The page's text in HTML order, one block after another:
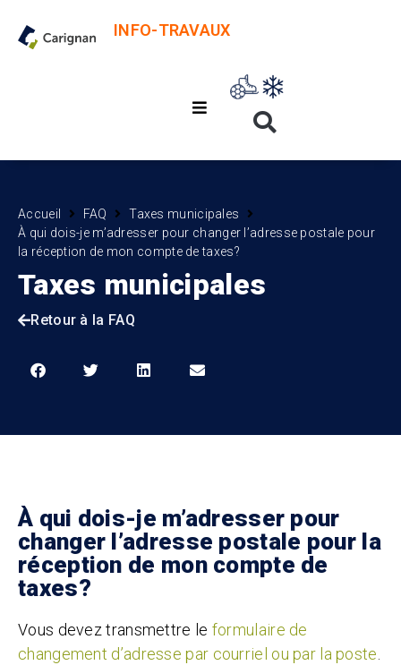
INFO-TRAVAUX
Accueil FAQ
Taxes municipales
À qui dois-je m’adresser pour changer l’adresse postale pour
la réception de mon compte de taxes?
Taxes municipales
Retour à la FAQ
À qui dois-je m’adresser pour
changer l’adresse postale pour la
réception de mon compte de
taxes?
Vous devez transmettre le formulaire de
changement d’adresse par courriel ou par la poste.